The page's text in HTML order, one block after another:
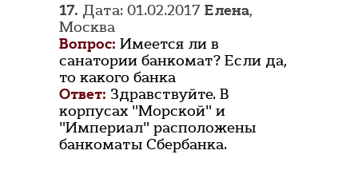
17. Дата: 01.02.2017 Елена,
Москва
Вопрос: Имеется ли в
санатории банкомат? Если да,
то какого банка
Ответ: Здравствуйте. В
корпусах "Морской" и
"Империал" расположены
банкоматы Сбербанка.